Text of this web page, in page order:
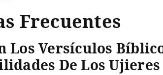
Frecuentes
Los Versículos
De Los